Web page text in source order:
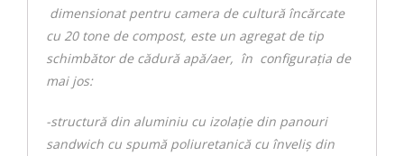
dimensionat pentru camera de cultură încărcate
cu 20 tone de compost, este un agregat de tip
schimbător de cădură apă/aer, în configuraţia de
mai jos:
-structură din aluminiu cu izolaţie din panouri
sandwich cu spumă poliuretanică cu înveliş din